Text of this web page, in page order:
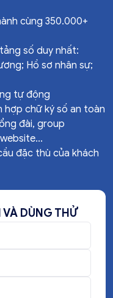
cùng 350.000+
số duy nhất:
Hồ sơ nhân sự;
tự động
chữ ký số an toàn
đài, group
đặc thù của khách
DÙNG THỬ